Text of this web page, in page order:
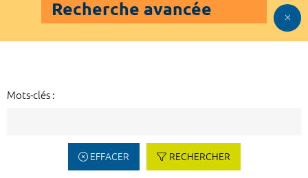
Recherche avancée
Mots-clés :
EFFACER RECHERCHER